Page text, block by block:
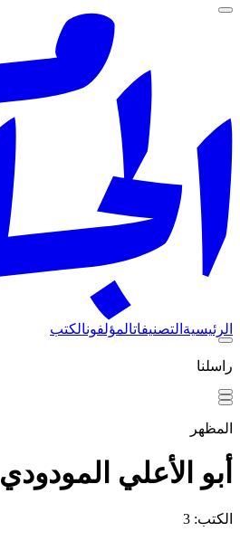
الرئيسية التصنيفاتالمؤلفونالكتب
راسلنا
المظهر
أبو الأعلي المودودي
الكتب: 3